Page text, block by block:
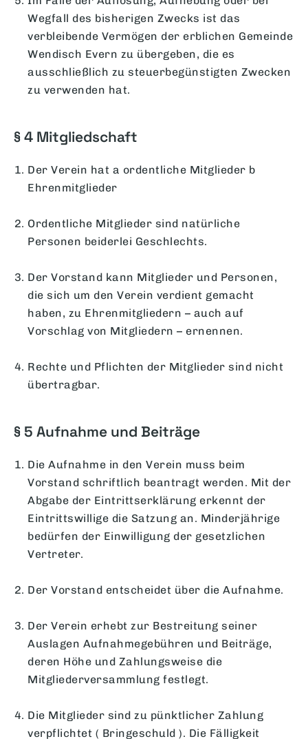
Wegfall des bisherigen Zwecks ist das
verbleibende Vermögen der erblichen Gemeinde
Wendisch Evern zu übergeben, die es
ausschließlich zu steuerbegünstigten Zwecken
zu verwenden hat.
§ 4 Mitgliedschaft
Der Verein hat a ordentliche Mitglieder b
Ehrenmitglieder
Ordentliche Mitglieder sind natürliche
Personen beiderlei Geschlechts.
Der Vorstand kann Mitglieder und Personen,
die sich um den Verein verdient gemacht
haben, zu Ehrenmitgliedern – auch auf
Vorschlag von Mitgliedern – ernennen.
Rechte und Pflichten der Mitglieder sind nicht
übertragbar.
§ 5 Aufnahme und Beiträge
Die Aufnahme in den Verein muss beim
Vorstand schriftlich beantragt werden. Mit der
Abgabe der Eintrittserklärung erkennt der
Eintrittswillige die Satzung an. Minderjährige
bedürfen der Einwilligung der gesetzlichen
Vertreter.
Der Vorstand entscheidet über die Aufnahme.
Der Verein erhebt zur Bestreitung seiner
Auslagen Aufnahmegebühren und Beiträge,
deren Höhe und Zahlungsweise die
Mitgliederversammlung festlegt.
Die Mitglieder sind zu pünktlicher Zahlung
verpflichtet ( Bringeschuld ). Die Fälligkeit